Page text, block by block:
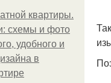
квартиры.
схемы и фото
удобного и
в